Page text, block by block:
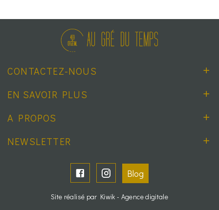
CONTACTEZ-NOUS
EN SAVOIR PLUS
A PROPOS
NEWSLETTER
Blog
Site réalisé par Kiwik - Agence digitale